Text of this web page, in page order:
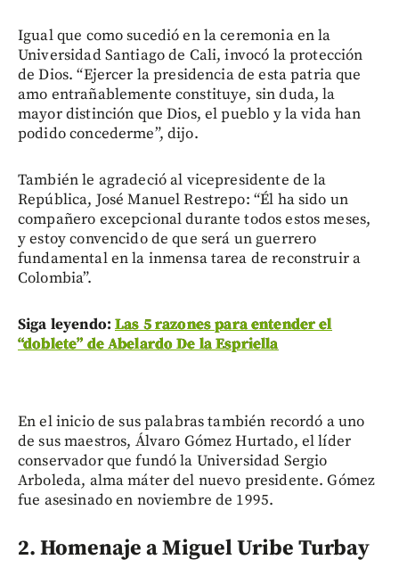
Igual que como sucedió en la ceremonia en la
Universidad Santiago de Cali, invocó la protección
de Dios. “Ejercer la presidencia de esta patria que
amo entrañablemente constituye, sin duda, la
mayor distinción que Dios, el pueblo y la vida han
podido concederme”, dijo.
También le agradeció al vicepresidente de la
República, José Manuel Restrepo: “Él ha sido un
compañero excepcional durante todos estos meses,
y estoy convencido de que será un guerrero
fundamental en la inmensa tarea de reconstruir a
Colombia”.
Siga leyendo:Las 5 razones para entender el
“doblete” de Abelardo De la Espriella
En el inicio de sus palabras también recordó a uno
de sus maestros, Álvaro Gómez Hurtado, el líder
conservador que fundó la Universidad Sergio
Arboleda, alma máter del nuevo presidente. Gómez
fue asesinado en noviembre de 1995.
2. Homenaje a Miguel Uribe Turbay